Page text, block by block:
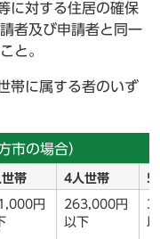
に対する住居の確保
者及び申請者と同一
と。
帯に属する者のいず
市の場合）
世帯 4人世帯 5
円
263,000円
以下